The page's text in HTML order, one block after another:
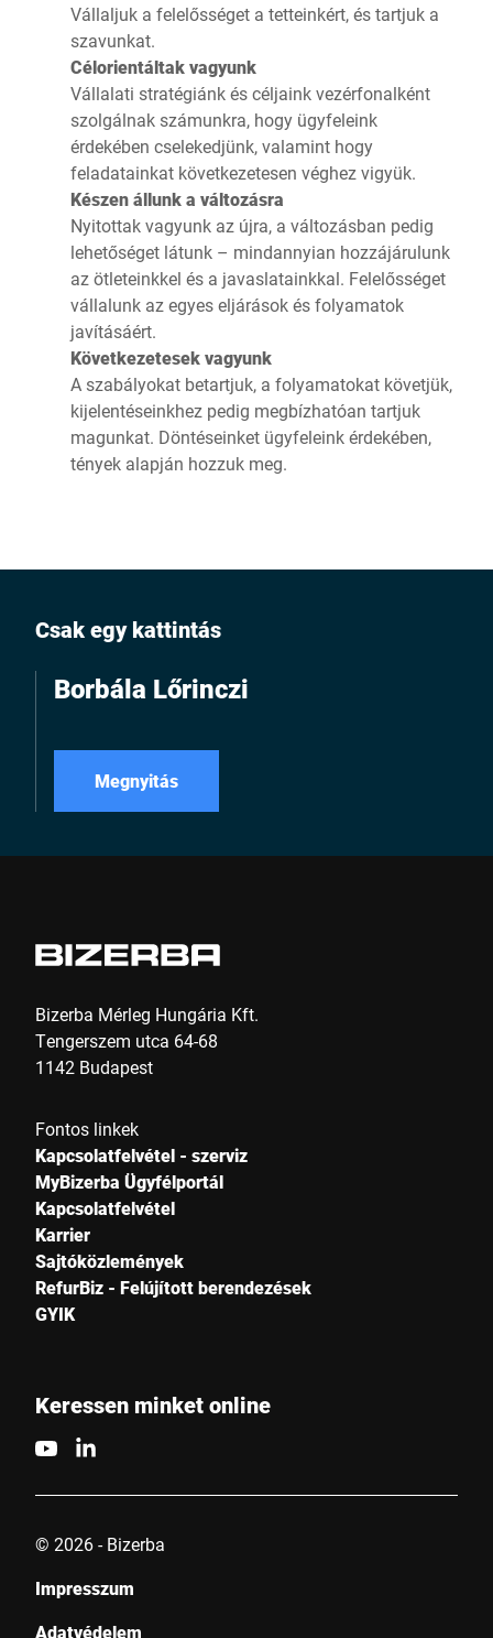
Vállaljuk a felelősséget a tetteinkért, és tartjuk a
szavunkat.
Célorientáltak vagyunk
Vállalati stratégiánk és céljaink vezérfonalként
szolgálnak számunkra, hogy ügyfeleink
érdekében cselekedjünk, valamint hogy
feladatainkat következetesen véghez vigyük.
Készen állunk a változásra
Nyitottak vagyunk az újra, a változásban pedig
lehetőséget látunk – mindannyian hozzájárulunk
az ötleteinkkel és a javaslatainkkal. Felelősséget
vállalunk az egyes eljárások és folyamatok
javításáért.
Következetesek vagyunk
A szabályokat betartjuk, a folyamatokat követjük,
kijelentéseinkhez pedig megbízhatóan tartjuk
magunkat. Döntéseinket ügyfeleink érdekében,
tények alapján hozzuk meg.
Csak egy kattintás
Borbála Lőrinczi
Megnyitás
Bizerba Mérleg Hungária Kft.
Tengerszem utca 64-68
1142 Budapest
Fontos linkek
Kapcsolatfelvétel - szerviz
MyBizerba Ügyfélportál
Kapcsolatfelvétel
Karrier
Sajtóközlemények
RefurBiz - Felújított berendezések
GYIK
Keressen minket online
© 2026 - Bizerba
Impresszum
Adatvédelem